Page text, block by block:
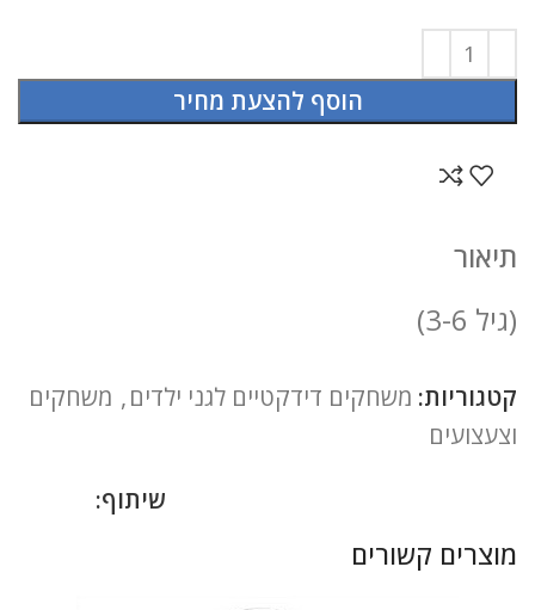
הוסף להצעת מחיר
תיאור
(גיל 3-6)
קטגוריות: משחקים דידקטיים לגני ילדים, משחקים
וצעצועים
שיתוף:
מוצרים קשורים